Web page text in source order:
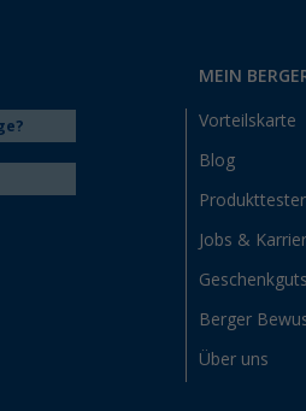
MEIN
Vorteilskarte
Blog
Produkttester
Jobs &
Berger
Über uns